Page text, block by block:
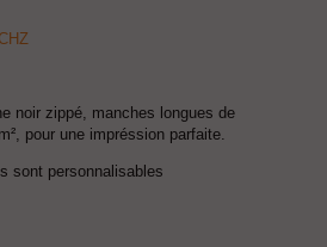
noir zippé, manches longues de
pour une impréssion parfaite.
sont personnalisables